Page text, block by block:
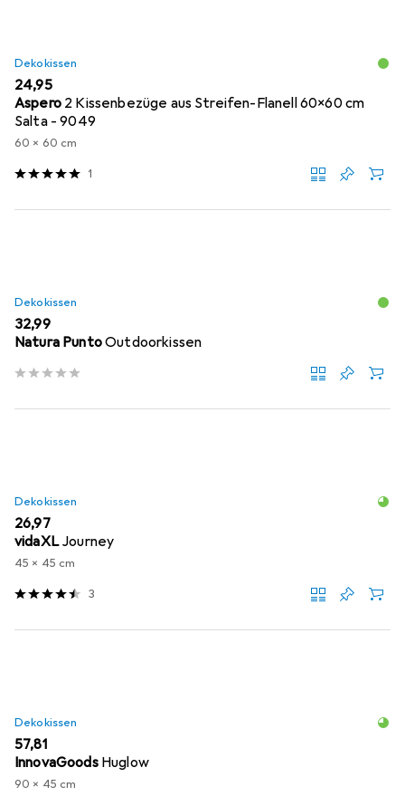
Dekokissen
EUR
24,95
Aspero 2 Kissenbezüge aus Streifen-Flanell 60x60 cm
Salta - 9049
60 x 60 cm
1
Dekokissen
EUR
32,99
Natura PuntoOutdoorkissen
Dekokissen
EUR
26,97
vidaXL Journey
45 x 45 cm
3
Dekokissen
EUR
57,81
InnovaGoods Huglow
90 x 45 cm